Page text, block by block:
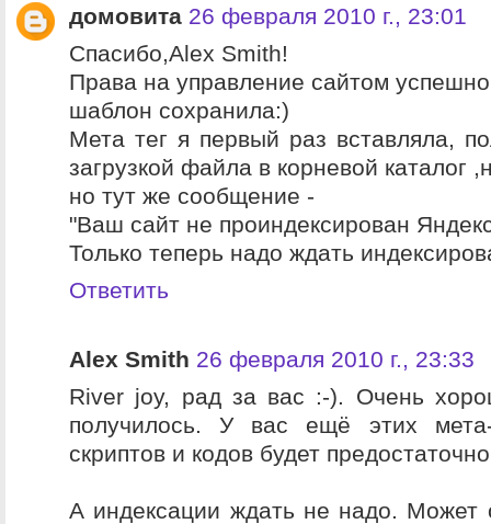
домовита 26 февраля 2010 г., 23:01
Спасибо,Alex Smith!
Права на управление сайтом
шаблон сохранила:)
Мета тег я первый раз вставляла,
загрузкой файла в корневой каталог
но тут же сообщение -
"Ваш сайт не проиндексирован
Только теперь надо ждать
Ответить
Alex Smith 26 февраля 2010 г., 23:33
River joy, рад за вас :-). Очень
получилось. У вас ещё этих
скриптов и кодов будет
А индексации ждать не надо. Может